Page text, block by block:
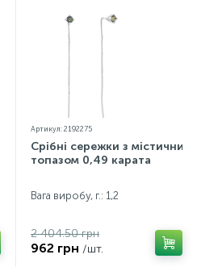
Артикул: 2192275
Срібні сережки з містичним
топазом 0,49 карата
Вага виробу, г.: 1,2
2 404.50 грн
962 грн /шт.